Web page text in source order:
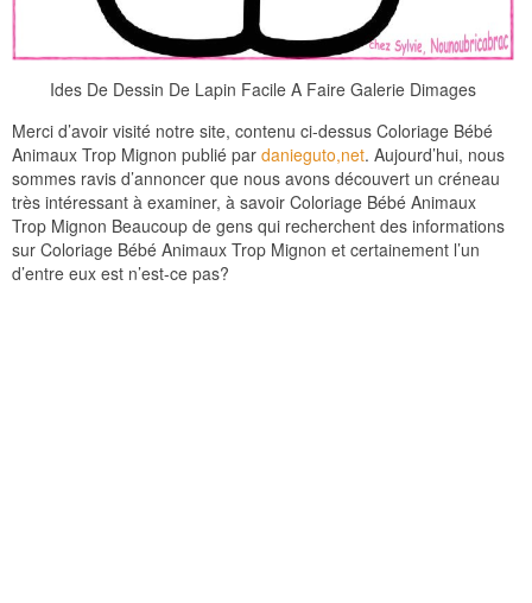
Ides De Dessin De Lapin Facile A Faire Galerie Dimages
Merci d’avoir visité notre site, contenu ci-dessus Coloriage Bébé
Animaux Trop Mignon publié par danieguto,net. Aujourd’hui, nous
sommes ravis d’annoncer que nous avons découvert un créneau
très intéressant à examiner, à savoir Coloriage Bébé Animaux
Trop Mignon Beaucoup de gens qui recherchent des informations
sur Coloriage Bébé Animaux Trop Mignon et certainement l’un
d’entre eux est n’est-ce pas?